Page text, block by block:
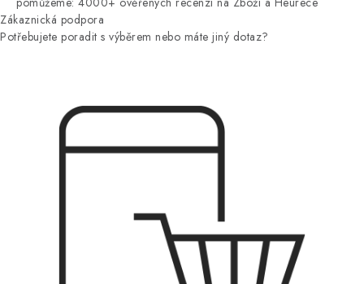
Zákaznická podpora
Potřebujete poradit s výběrem nebo máte jiný dotaz?